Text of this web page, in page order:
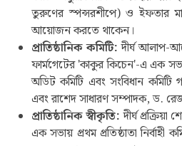
তুরুণের স্পন্সরশীপে) ও ইফতার
আয়োজন করতে থাকেন।
প্রাতিষ্ঠানিক কমিটি: দীর্ঘ আলাপ-
ফার্মগেটের 'কাকুর কিচেন'-এ এক সভায়
অডিট কমিটি এবং সংবিধান কমিটি
এবং রাশেদ সাধারণ সম্পাদক, ড.
প্রাতিষ্ঠানিকস্বীকৃতি: দীর্ঘ
এক সভায় প্রথম প্রতিষ্ঠাতা নির্বাহী